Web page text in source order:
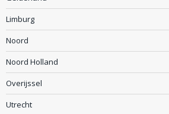
Limburg
Noord
Noord Holland
Overijssel
Utrecht